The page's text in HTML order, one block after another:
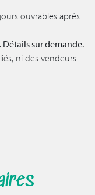
ouvrables après
sur demande.
ni des vendeurs